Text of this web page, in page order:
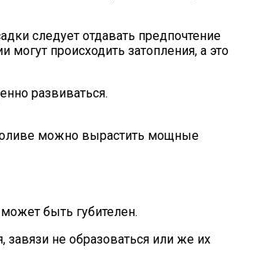
следует отдавать предпочтение
происходить затопления, а это
развиваться.
можно вырастить мощные
быть губителен.
не образоваться или же их